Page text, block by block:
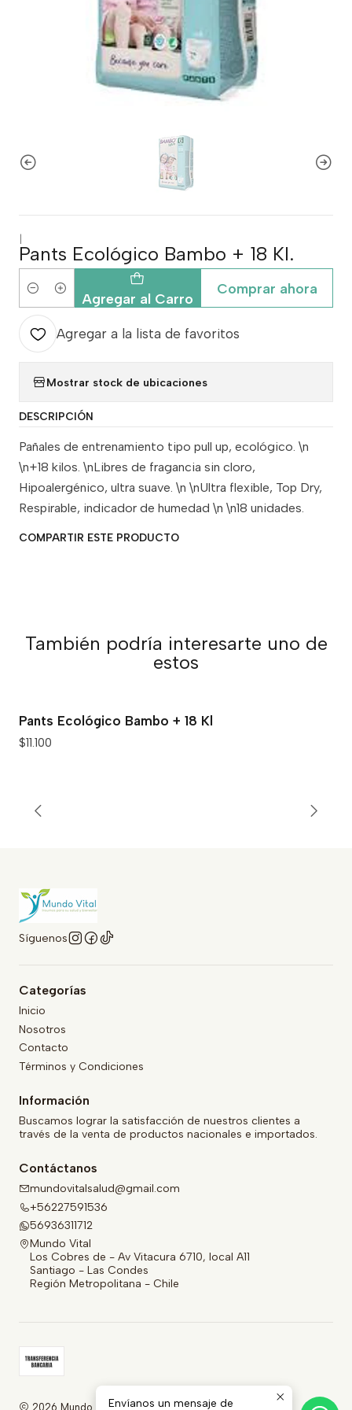
Pants Ecológico Bambo + 18 Kl.
Cantidad Agregar al Carro
Comprar ahora
Agregar a la lista de favoritos
Mostrar stock de ubicaciones
DESCRIPCIÓN
Pañales de entrenamiento tipo pull up, ecológico. \n
\n+18 kilos. \nLibres de fragancia sin cloro,
Hipoalergénico, ultra suave. \n \nUltra flexible, Top Dry,
Respirable, indicador de humedad \n \n18 unidades.
COMPARTIR ESTE PRODUCTO
También podría interesarte uno de
estos
Pants Ecológico Bambo + 18 Kl
$11.100
Síguenos
Categorías
Inicio
Nosotros
Contacto
Términos y Condiciones
Información
Buscamos lograr la satisfacción de nuestros clientes a
través de la venta de productos nacionales e importados.
Contáctanos
mundovitalsalud@gmail.com
+56227591536
56936311712
Mundo Vital
Los Cobres de - Av Vitacura 6710, local A11
Santiago - Las Condes
Región Metropolitana - Chile
2026 Mundo Vital.Envíanos un mensaje de